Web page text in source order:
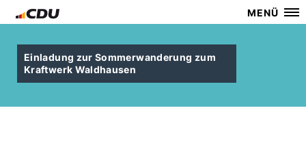
MENÜ
Einladung zur Sommerwanderung zum
Kraftwerk Waldhausen